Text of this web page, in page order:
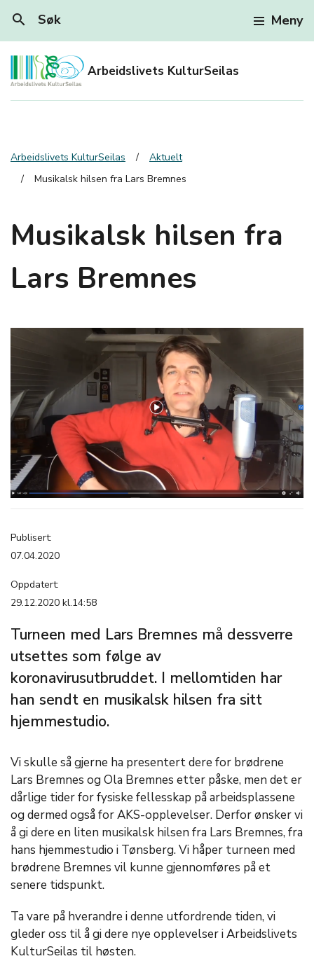
search Søk Meny
Arbeidslivets KulturSeilas
Arbeidslivets KulturSeilas
Aktuelt
Musikalsk hilsen fra Lars Bremnes
Musikalsk hilsen fra
Lars Bremnes
Publisert:
07.04.2020
Oppdatert:
29.12.2020 kl.14:58
Turneen med Lars Bremnes må dessverre
utsettes som følge av
koronavirusutbruddet. I mellomtiden har
han sendt en musikalsk hilsen fra sitt
hjemmestudio.
Vi skulle så gjerne ha presentert dere for brødrene
Lars Bremnes og Ola Bremnes etter påske, men det er
dårlige tider for fysiske fellesskap på arbeidsplassene
og dermed også for AKS-opplevelser. Derfor ønsker vi
å gi dere en liten musikalsk hilsen fra Lars Bremnes, fra
hans hjemmestudio i Tønsberg. Vi håper turneen med
brødrene Bremnes vil kunne gjennomføres på et
senere tidspunkt.
Ta vare på hverandre i denne utfordrende tiden, vi
gleder oss til å gi dere nye opplevelser i Arbeidslivets
KulturSeilas til høsten.